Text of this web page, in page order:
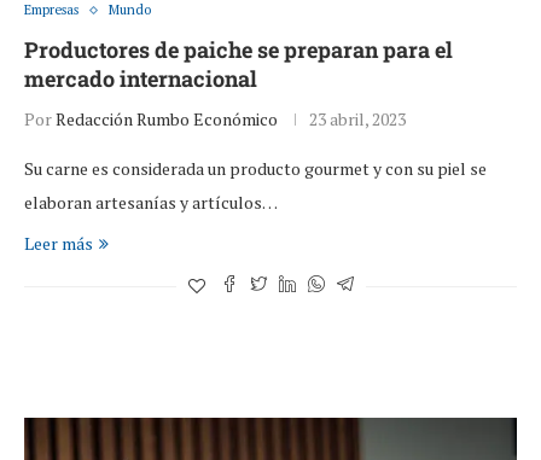
Empresas Mundo
Productores de paiche se preparan para el
mercado internacional
PorRedacción Rumbo Económico 23 abril, 2023
Su carne es considerada un producto gourmet y con su piel se
elaboran artesanías y artículos…
Leer más